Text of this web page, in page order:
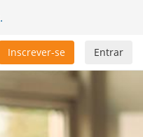
.
Entrar
Inscrever-se